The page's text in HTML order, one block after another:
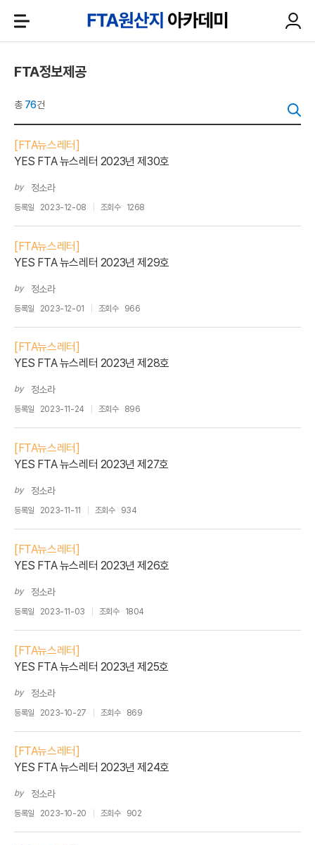
FTA정보제공
총 76건
[FTA뉴스레터]
YES FTA 뉴스레터 2023년 제30호
by 정소라
등록일 2023-12-08 조회수 1268
[FTA뉴스레터]
YES FTA 뉴스레터 2023년 제29호
by 정소라
등록일 2023-12-01 조회수 966
[FTA뉴스레터]
YES FTA 뉴스레터 2023년 제28호
by 정소라
등록일 2023-11-24 조회수 896
[FTA뉴스레터]
YES FTA 뉴스레터 2023년 제27호
by 정소라
등록일 2023-11-11 조회수 934
[FTA뉴스레터]
YES FTA 뉴스레터 2023년 제26호
by 정소라
등록일 2023-11-03 조회수 1804
[FTA뉴스레터]
YES FTA 뉴스레터 2023년 제25호
by 정소라
등록일 2023-10-27 조회수 869
[FTA뉴스레터]
YES FTA 뉴스레터 2023년 제24호
by 정소라
등록일 2023-10-20 조회수 902